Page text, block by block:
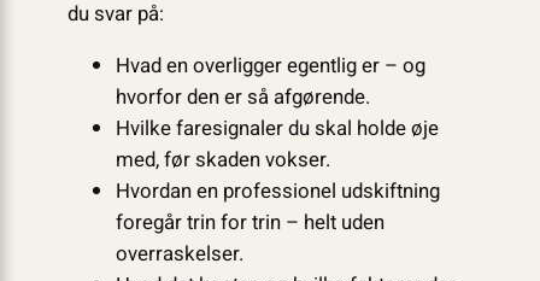
du svar på:
Hvad en overligger egentlig er – og
hvorfor den er så afgørende.
Hvilke faresignaler du skal holde øje
med, før skaden vokser.
Hvordan en professionel udskiftning
foregår trin for trin – helt uden
overraskelser.